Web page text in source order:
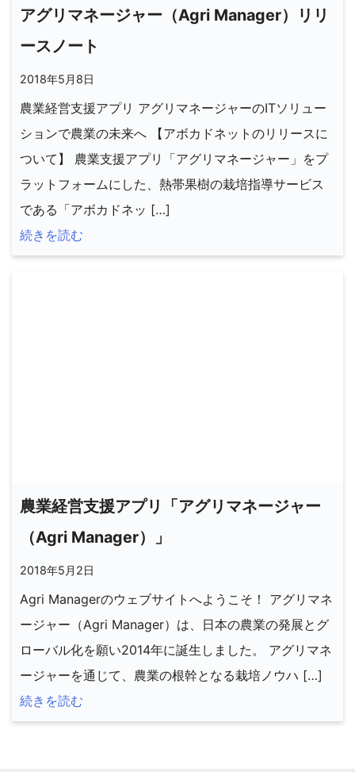
アグリマネージャー（Agri Manager）リリ
ースノート
2018年5月8日
農業経営支援アプリ アグリマネージャーのITソリュー
ションで農業の未来へ 【アボカドネットのリリースに
ついて】 農業支援アプリ「アグリマネージャー」をプ
ラットフォームにした、熱帯果樹の栽培指導サービス
である「アボカドネッ […]
続きを読む
農業経営支援アプリ「アグリマネージャー
（Agri Manager）」
2018年5月2日
Agri Managerのウェブサイトへようこそ！ アグリマネ
ージャー（Agri Manager）は、日本の農業の発展とグ
ローバル化を願い2014年に誕生しました。 アグリマネ
ージャーを通じて、農業の根幹となる栽培ノウハ […]
続きを読む